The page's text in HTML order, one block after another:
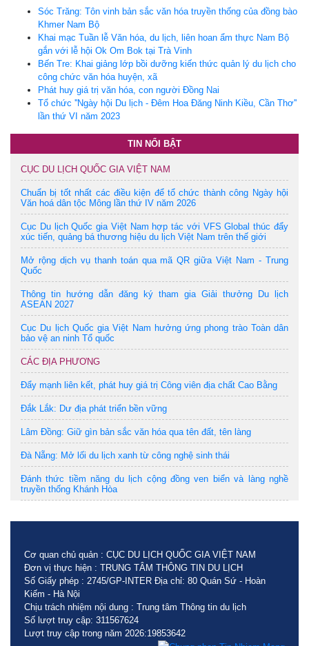
Sóc Trăng: Tôn vinh bản sắc văn hóa truyền thống của đồng bào
Khmer Nam Bộ
Khai mạc Tuần lễ Văn hóa, du lịch, liên hoan ẩm thực Nam Bộ
gắn với lễ hội Ok Om Bok tại Trà Vinh
Bến Tre: Khai giảng lớp bồi dưỡng kiến thức quản lý du lịch cho
công chức văn hóa huyện, xã
Phát huy giá trị văn hóa, con người Đồng Nai
Tổ chức ''Ngày hội Du lịch - Đêm Hoa Đăng Ninh Kiều, Cần Thơ''
lần thứ VI năm 2023
TIN NỔI BẬT
CỤC DU LỊCH QUỐC GIA VIỆT NAM
Chuẩn bị tốt nhất các điều kiện để tổ chức thành công Ngày hội
Văn hoá dân tộc Mông lần thứ IV năm 2026
Cục Du lịch Quốc gia Việt Nam hợp tác với VFS Global thúc đẩy
xúc tiến, quảng bá thương hiệu du lịch Việt Nam trên thế giới
Mở rộng dịch vụ thanh toán qua mã QR giữa Việt Nam - Trung
Quốc
Thông tin hướng dẫn đăng ký tham gia Giải thưởng Du lịch
ASEAN 2027
Cục Du lịch Quốc gia Việt Nam hưởng ứng phong trào Toàn dân
bảo vệ an ninh Tổ quốc
CÁC ĐỊA PHƯƠNG
Đẩy mạnh liên kết, phát huy giá trị Công viên địa chất Cao Bằng
Đắk Lắk: Dư địa phát triển bền vững
Lâm Đồng: Giữ gìn bản sắc văn hóa qua tên đất, tên làng
Đà Nẵng: Mở lối du lịch xanh từ công nghệ sinh thái
Đánh thức tiềm năng du lịch cộng đồng ven biển và làng nghề
truyền thống Khánh Hòa
Cơ quan chủ quản : CỤC DU LỊCH QUỐC GIA VIỆT NAM
Đơn vị thực hiện : TRUNG TÂM THÔNG TIN DU LỊCH
Số Giấy phép : 2745/GP-INTER Địa chỉ: 80 Quán Sứ - Hoàn
Kiếm - Hà Nội
Chịu trách nhiệm nội dung : Trung tâm Thông tin du lịch
Số lượt truy cập: 311567624
Lượt truy cập trong năm 2026:19853642